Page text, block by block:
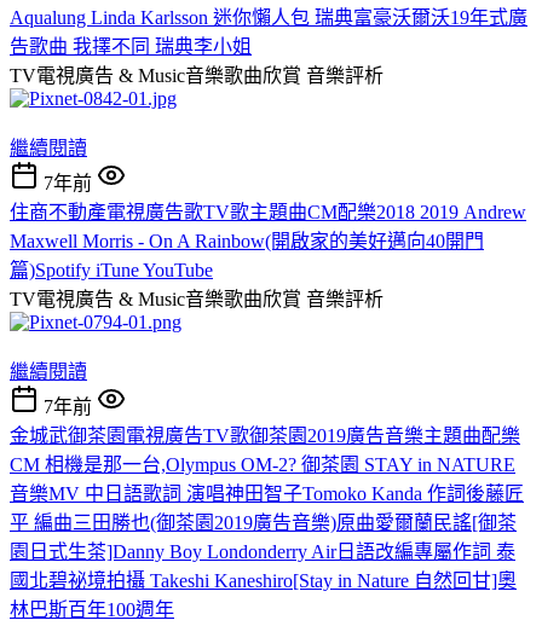
Aqualung Linda Karlsson 迷你懶人包 瑞典富豪沃爾沃19年式廣
告歌曲 我擇不同 瑞典李小姐
TV電視廣告 & Music音樂歌曲欣賞 音樂評析
繼續閱讀
7年前
住商不動產電視廣告歌TV歌主題曲CM配樂2018 2019 Andrew
Maxwell Morris - On A Rainbow(開啟家的美好邁向40開門
篇)Spotify iTune YouTube
TV電視廣告 & Music音樂歌曲欣賞 音樂評析
繼續閱讀
7年前
金城武御茶園電視廣告TV歌御茶園2019廣告音樂主題曲配樂
CM 相機是那一台,Olympus OM-2? 御茶園 STAY in NATURE
音樂MV 中日語歌詞 演唱神田智子Tomoko Kanda 作詞後藤匠
平 編曲三田勝也(御茶園2019廣告音樂)原曲愛爾蘭民謠[御茶
園日式生茶]Danny Boy Londonderry Air日語改編專屬作詞 泰
國北碧祕境拍攝 Takeshi Kaneshiro[Stay in Nature 自然回甘]奧
林巴斯百年100週年